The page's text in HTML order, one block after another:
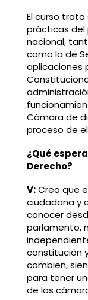
El curso
prácticas del
nacional,
como la de
aplicaciones
Cámara de
proceso de
¿Qué
Derecho?
V:Creo que
ciudadana y
conocer
parlamento,
constitución
cambien,
para tener
de las